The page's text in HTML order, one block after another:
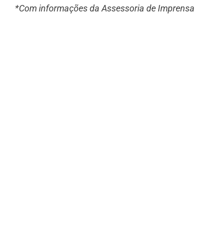
*Com informações da Assessoria de Imprensa